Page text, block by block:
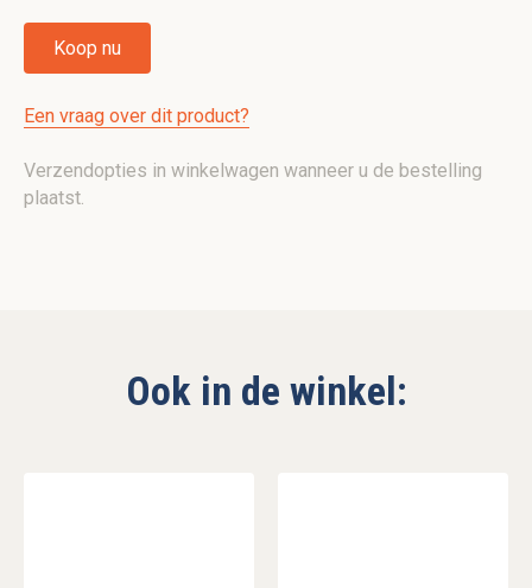
Koop nu
Een vraag over dit product?
Verzendopties in winkelwagen wanneer u de bestelling
plaatst.
Ook in de winkel: